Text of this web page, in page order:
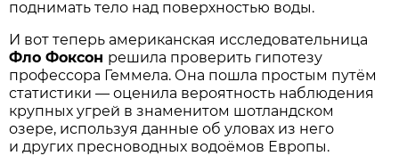
поднимать тело над поверхностью воды.
И вот теперь американская исследовательница
Фло Фоксон решила проверить гипотезу
профессора Геммела. Она пошла простым путём
статистики — оценила вероятность наблюдения
крупных угрей в знаменитом шотландском
озере, используя данные об уловах из него
и других пресноводных водоёмов Европы.